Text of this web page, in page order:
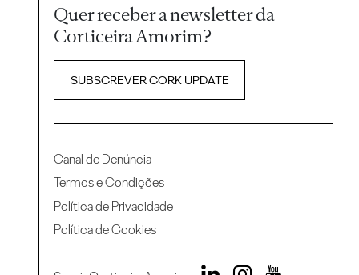
Quer receber a newsletter da
Corticeira Amorim?
SUBSCREVER CORK UPDATE
Canal de Denúncia
Termos e Condições
Política de Privacidade
Política de Cookies